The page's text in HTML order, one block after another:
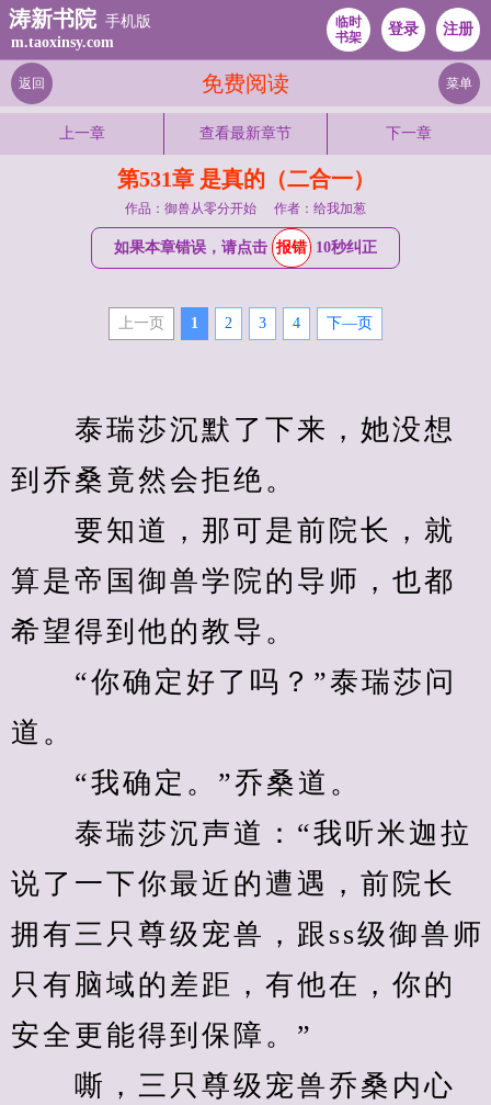
涛新书院 手机版
m.taoxinsy.com
临时
书架
登录 注册
免费阅读
返回 菜单
上一章 查看最新章节 下一章
第531章 是真的（二合一）
作品：御兽从零分开始 作者：给我加葱
如果本章错误，请点击 报错 10秒纠正
上一页 1 2 3 4 下—页
泰瑞莎沉默了下来，她没想
到乔桑竟然会拒绝。
要知道，那可是前院长，就
算是帝国御兽学院的导师，也都
希望得到他的教导。
“你确定好了吗？”泰瑞莎问
道。
“我确定。”乔桑道。
泰瑞莎沉声道：“我听米迦拉
说了一下你最近的遭遇，前院长
拥有三只尊级宠兽，跟ss级御兽师
只有脑域的差距，有他在，你的
安全更能得到保障。”
嘶，三只尊级宠兽乔桑内心